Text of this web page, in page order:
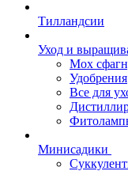
Тилландсии
Уход и
Мох
Удобрения
Все для
Минисадики